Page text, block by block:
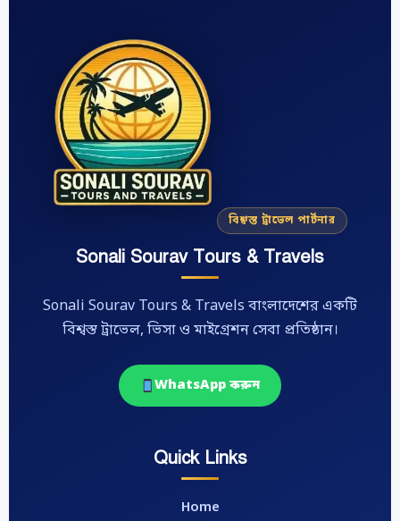
বিশ্বস্ত ট্রাভেল পার্টনার
Sonali Sourav Tours & Travels
Sonali Sourav Tours & Travels বাংলাদেশের একটি
বিশ্বস্ত ট্রাভেল, ভিসা ও মাইগ্রেশন সেবা প্রতিষ্ঠান।
WhatsApp করুন
Quick Links
Home